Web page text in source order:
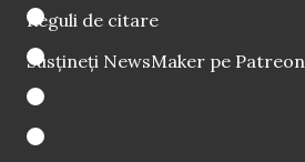
Reguli de citare
Susțineți NewsMaker pe Patreon